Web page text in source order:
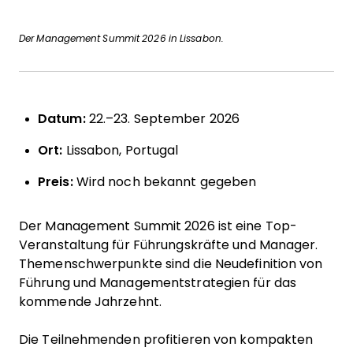
Der Management Summit 2026 in Lissabon.
Datum:22.–23. September 2026
Ort: Lissabon, Portugal
Preis:Wird noch bekannt gegeben
Der Management Summit 2026 ist eine Top-
Veranstaltung für Führungskräfte und Manager.
Themenschwerpunkte sind die Neudefinition von
Führung und Managementstrategien für das
kommende Jahrzehnt.
Die Teilnehmenden profitieren von kompakten